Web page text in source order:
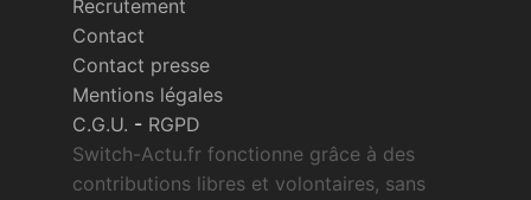
Recrutement
Contact
Contact presse
Mentions légales
C.G.U. - RGPD
Switch-Actu.fr fonctionne grâce à des
contributions libres et volontaires, sans